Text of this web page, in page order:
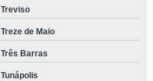
Treviso
Treze de Maio
Três Barras
Tunápolis